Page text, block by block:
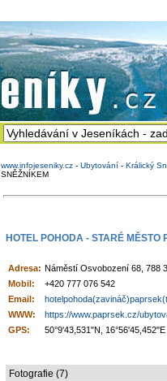
www.infojeseniky.cz- Ubytování- Králický
SNĚŽNÍKEM
HOTEL POHODA - STARÉ MĚSTO
Adresa: Náměstí Osvobození 68, 788
Mobil:
+420 777 076 542
Email:
WWW:
https://www.paprsek.cz/
GPS:
50°9'43,531"N, 16°56'45,452"E
Fotografie (7)